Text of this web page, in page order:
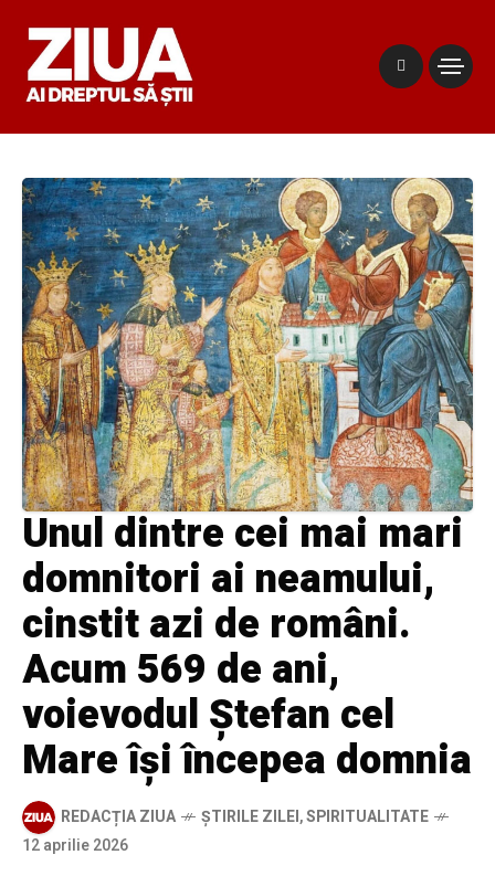
Unul dintre cei mai mari
domnitori ai neamului,
cinstit azi de români.
Acum 569 de ani,
voievodul Ștefan cel
Mare își începea domnia
REDACȚIA ZIUA ȘTIRILE ZILEI,SPIRITUALITATE
12 aprilie 2026